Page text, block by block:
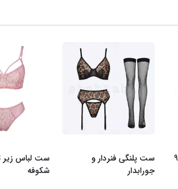
ست پلنگی فنردار و
جورابدار
ست لباس زیر
شکوفه